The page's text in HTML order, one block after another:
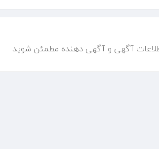
آگهی و آگهی دهنده مطمئن شوید